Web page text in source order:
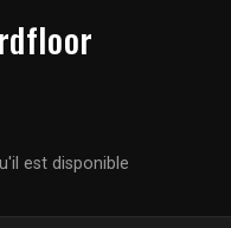
est disponible